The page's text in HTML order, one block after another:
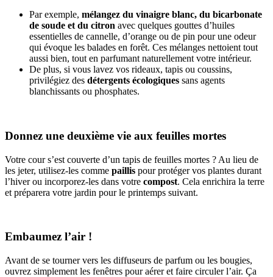
Par exemple, mélangez du vinaigre blanc, du bicarbonate
de soude et du citron avec quelques gouttes d’huiles
essentielles de cannelle, d’orange ou de pin pour une odeur
qui évoque les balades en forêt. Ces mélanges nettoient tout
aussi bien, tout en parfumant naturellement votre intérieur.
De plus, si vous lavez vos rideaux, tapis ou coussins,
privilégiez des détergents écologiques sans agents
blanchissants ou phosphates.
Donnez une deuxième vie aux feuilles mortes
Votre cour s’est couverte d’un tapis de feuilles mortes ? Au lieu de
les jeter, utilisez-les comme paillis pour protéger vos plantes durant
l’hiver ou incorporez-les dans votre compost. Cela enrichira la terre
et préparera votre jardin pour le printemps suivant.
Embaumez l’air !
Avant de se tourner vers les diffuseurs de parfum ou les bougies,
ouvrez simplement les fenêtres pour aérer et faire circuler l’air. Ça